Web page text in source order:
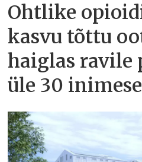
Ohtlike
kasvu tõttu
haiglas ravile
üle 30 inimese